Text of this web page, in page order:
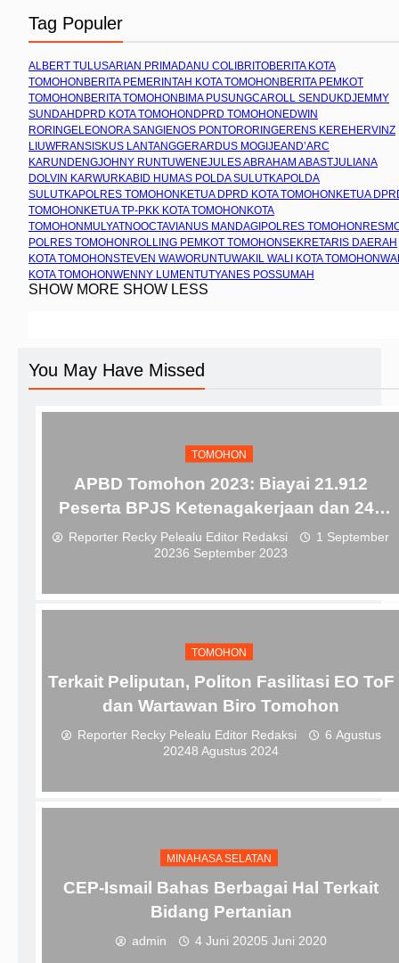
Tag Populer
ALBERT TULUSARIAN PRIMADANU COLIBRITOBERITA KOTA
TOMOHON BERITA PEMERINTAH KOTA TOMOHON BERITA PEMKOT
TOMOHON BERITA TOMOHON BIMA PUSUNGCAROLL SENDUKDJEMMY
SUNDAH DPRD KOTA TOMOHON DPRD TOMOHON EDWIN
RORINGELEONORA SANGI ENOS PONTORORINGERENS KEREH ERVINZ
LIUWFRANSISKUS LANTANGGERARDUS MOGI JEAND’ARC
KARUNDENGJOHNY RUNTUWENEJULES ABRAHAM ABASTJULIANA
DOLVIN KARWUR KABID HUMAS POLDA SULUTKAPOLDA
SULUTKAPOLRES TOMOHON KETUA DPRD KOTA TOMOHON KETUA
TOMOHON KETUA TP-PKK KOTA TOMOHON KOTA
TOMOHON MULYATNOOCTAVIANUS MANDAGI POLRES TOMOHON
POLRES TOMOHON ROLLING PEMKOT TOMOHONSEKRETARIS DAERAH
KOTA TOMOHONSTEVEN WAWORUNTUWAKIL WALI KOTA TOMOHON
KOTA TOMOHONWENNY LUMENTUTYANES POSSUMAH
SHOW MORE SHOW LESS
You May Have Missed
TOMOHON
APBD Tomohon 2023: Biayai 21.912
Peserta BPJS Ketenagakerjaan dan 245
Insentif ToGa
Reporter Recky Pelealu Editor Redaksi
1 September
20236 September 2023
TOMOHON
Terkait Peliputan, Politon Fasilitasi EO ToF
dan Wartawan Biro Tomohon
Reporter Recky Pelealu Editor Redaksi
6 Agustus
20248 Agustus 2024
MINAHASA SELATAN
CEP-Ismail Bahas Berbagai Hal Terkait
Bidang Pertanian
admin 4 Juni 20205 Juni 2020